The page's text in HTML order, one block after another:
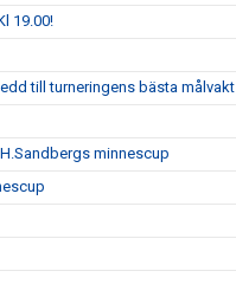
19.00!
till turneringens bästa målvakt
minnescup